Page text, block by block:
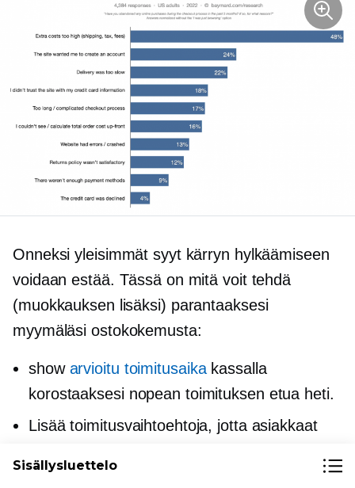
Onneksi yleisimmät syyt kärryn hylkäämiseen
voidaan estää. Tässä on mitä voit tehdä
(muokkauksen lisäksi) parantaaksesi
myymäläsi ostokokemusta:
show arvioitu toimitusaikakassalla
korostaaksesi nopean toimituksen etua heti.
Lisää toimitusvaihtoehtoja, jotta asiakkaat
toimitustavan tarpeidensa mukaan.
Sisällysluettelo